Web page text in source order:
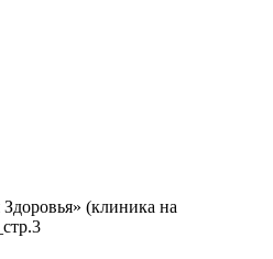
(клиника на